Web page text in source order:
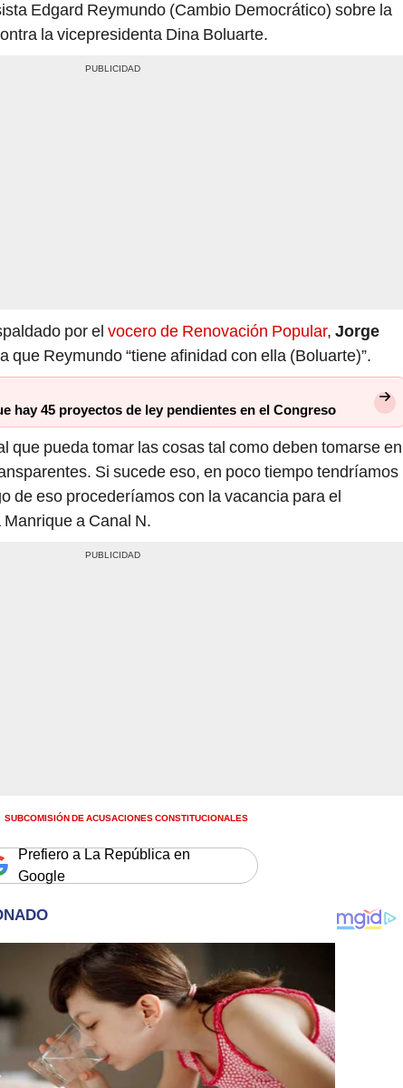
la vicepresidenta Dina Boluarte.
que Reymundo “tiene afinidad con ella (Boluarte)”.
hay 45 proyectos de ley pendientes en el Congreso
que pueda tomar las cosas tal como deben tomarse en
Si sucede eso, en poco tiempo tendríamos
de eso procederíamos con la vacancia para el
a Canal N.
Google